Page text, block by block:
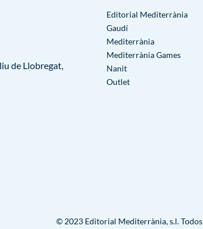
de Llobregat,
Editorial Mediterrània
Gaudí
Mediterrània
Mediterrània Games
Nanit
Outlet
© 2023 Editorial Mediterrània, s.l.